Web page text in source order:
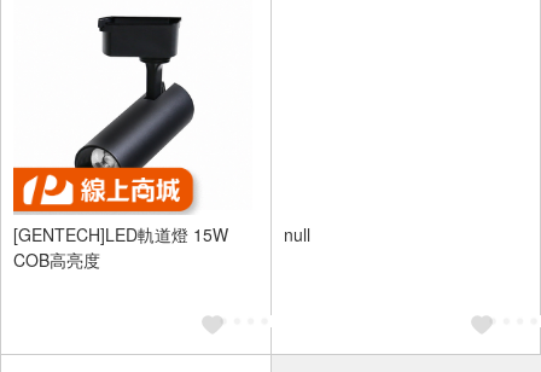
[GENTECH]LED軌道燈 15W
COB高亮度
null